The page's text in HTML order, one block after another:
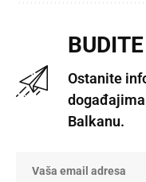
Ostanite
Balkanu.